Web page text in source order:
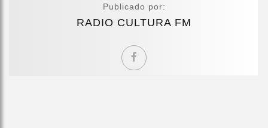
Publicado por:
RADIO CULTURA FM